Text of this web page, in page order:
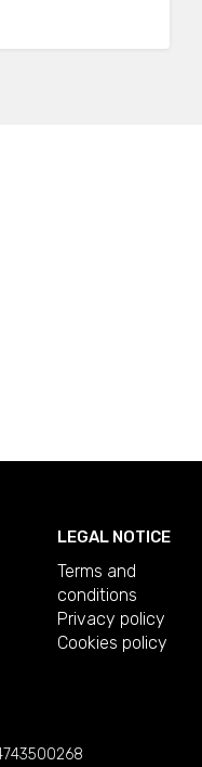
LEGAL NOTICE
Terms and
conditions
Privacy policy
Cookies policy